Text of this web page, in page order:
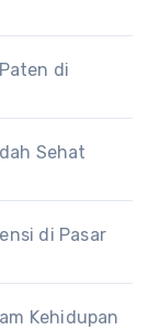
di
Sehat
di Pasar
Kehidupan